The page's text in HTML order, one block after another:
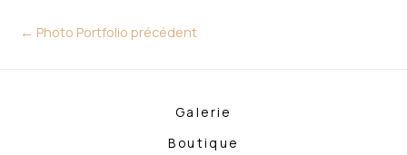
← Photo Portfolio précédent
Galerie
Boutique